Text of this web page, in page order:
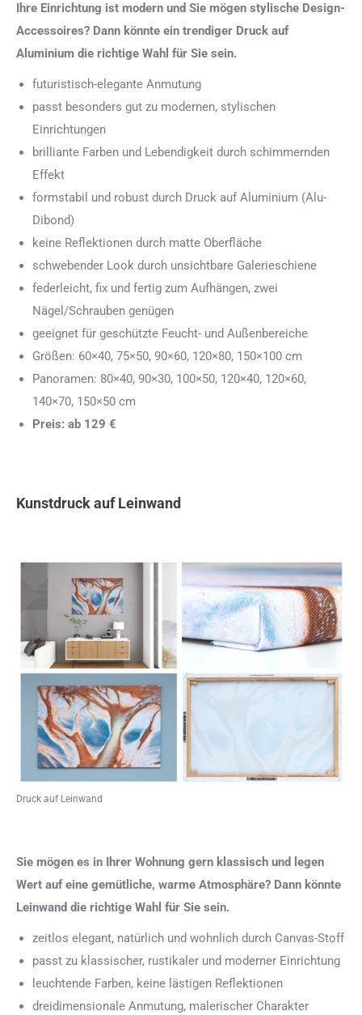
Ihre Einrichtung ist modern und Sie mögen stylische Design-
Accessoires? Dann könnte ein trendiger Druck auf
Aluminium die richtige Wahl für Sie sein.
futuristisch-elegante Anmutung
passt besonders gut zu modernen, stylischen
Einrichtungen
brilliante Farben und Lebendigkeit durch schimmernden
Effekt
formstabil und robust durch Druck auf Aluminium (Alu-
Dibond)
keine Reflektionen durch matte Oberfläche
schwebender Look durch unsichtbare Galerieschiene
federleicht, fix und fertig zum Aufhängen, zwei
Nägel/Schrauben genügen
geeignet für geschützte Feucht- und Außenbereiche
Größen: 60×40, 75×50, 90×60, 120×80, 150×100 cm
Panoramen: 80×40, 90×30, 100×50, 120×40, 120×60,
140×70, 150×50 cm
Preis: ab 129 €
Kunstdruck auf Leinwand
Druck auf Leinwand
Sie mögen es in Ihrer Wohnung gern klassisch und legen
Wert auf eine gemütliche, warme Atmosphäre? Dann könnte
Leinwand die richtige Wahl für Sie sein.
zeitlos elegant, natürlich und wohnlich durch Canvas-Stoff
passt zu klassischer, rustikaler und moderner Einrichtung
leuchtende Farben, keine lästigen Reflektionen
dreidimensionale Anmutung, malerischer Charakter